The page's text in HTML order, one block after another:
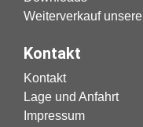
Weiterverkauf
Kontakt
Kontakt
Lage und Anfahrt
Impressum